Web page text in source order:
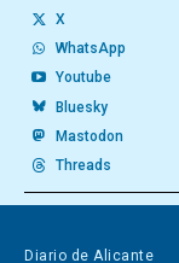
X
WhatsApp
Youtube
Bluesky
Mastodon
Threads
Diario de Alicante